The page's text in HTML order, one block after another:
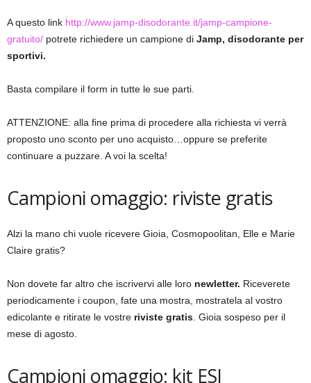
A questo link http://www.jamp-disodorante.it/jamp-campione-
gratuito/ potrete richiedere un campione di Jamp, disodorante per
sportivi.
Basta compilare il form in tutte le sue parti.
ATTENZIONE: alla fine prima di procedere alla richiesta vi verrà
proposto uno sconto per uno acquisto…oppure se preferite
continuare a puzzare. A voi la scelta!
Campioni omaggio: riviste gratis
Alzi la mano chi vuole ricevere Gioia, Cosmopoolitan, Elle e Marie
Claire gratis?
Non dovete far altro che iscrivervi alle loro newletter. Riceverete
periodicamente i coupon, fate una mostra, mostratela al vostro
edicolante e ritirate le vostre riviste gratis . Gioia sospeso per il
mese di agosto.
Campioni omaggio: kit ESI